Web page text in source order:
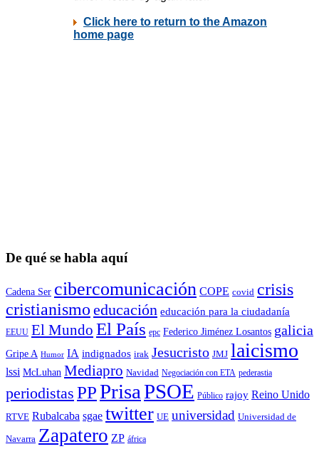
De qué se habla aquí
Cadena Ser cibercomunicación COPE covid crisis
cristianismo educación educación para la ciudadaní­a
EEUU El Mundo El País epc Federico Jiménez Losantos galicia
Gripe A Humor IA indignados irak Jesucristo JMJ laicismo
lssi McLuhan Mediapro Navidad Negociación con ETA pederastia
periodistas PPPrisaPSOE Público rajoy Reino Unido
RTVE Rubalcaba sgae twitter UE universidad Universidad de
Navarra Zapatero ZP áfrica